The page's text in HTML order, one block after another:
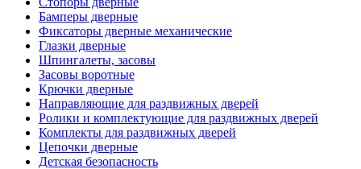
Бамперы дверные
Фиксаторы дверные механические
Глазки дверные
Шпингалеты, засовы
Засовы воротные
Крючки дверные
Направляющие для раздвижных дверей
Ролики и комплектующие для раздвижных дверей
Комплекты для раздвижных дверей
Цепочки дверные
Детская безопасность